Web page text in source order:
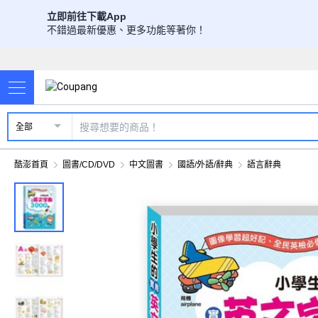
立即前往下載App
不錯過最新優惠、更多功能等著你！
全部
酷澎首頁 圖書/CD/DVD 中文圖書 國語/外語/辭典 語言辭典